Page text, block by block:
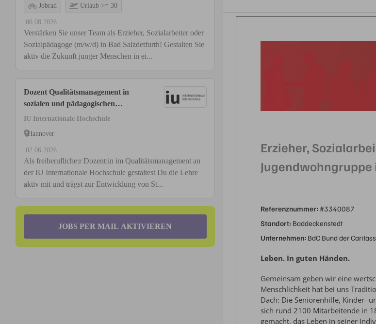
Jobrad Urlaub >= 30
06.08.2026
Verstärken Sie unser Team als Erzieher, Sozialarbeiter oder
Sozialpädagoge (m/w/d) in Bad Salzdetfurth! Gestalten Sie
aktiv die Zukunft junger Menschen in ei...
Dozent Qualitätsmanagement in
sozialen und pädagogischen
Handlungsfeldern (m/w/d)
IU Internationale Hochschule
Hannover
02.06.2026
Als freiberufliche:r Dozent:in im Qualitätsmanagement an
der IU Internationale Hochschule gestaltest Du die Lehre
aktiv mit und trägst zur Entwicklung von St...
JOBS PER MAIL AKTIVIEREN